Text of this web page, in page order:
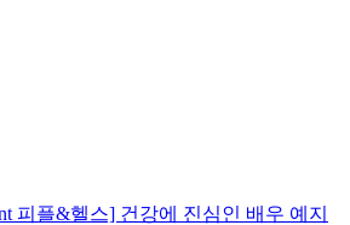
피플&헬스] 건강에 진심인 배우 예지